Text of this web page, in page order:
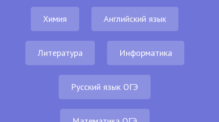
Химия Английский язык
Литература Информатика
Русский язык ОГЭ